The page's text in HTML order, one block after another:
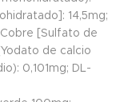
14,5mg;
[Sulfato de
de calcio
0,101mg; DL-